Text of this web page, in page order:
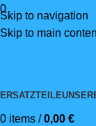
Skip to navigation
Skip to main
0
ERSATZTEILE
0 items / 0,00 €